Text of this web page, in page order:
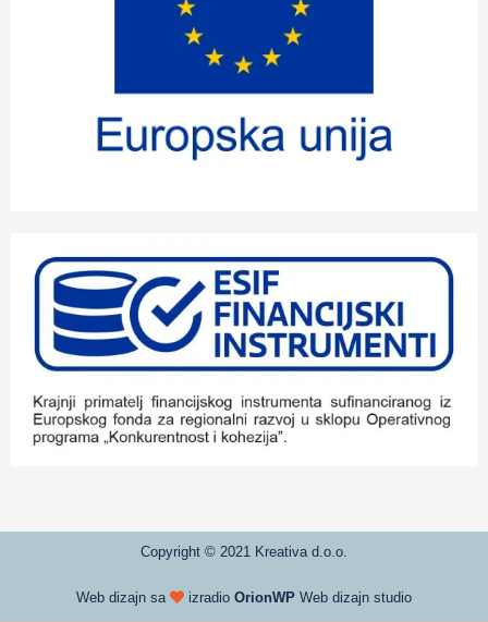
Copyright © 2021 Kreativa d.o.o.
Web dizajn sa izradio OrionWP Web dizajn studio